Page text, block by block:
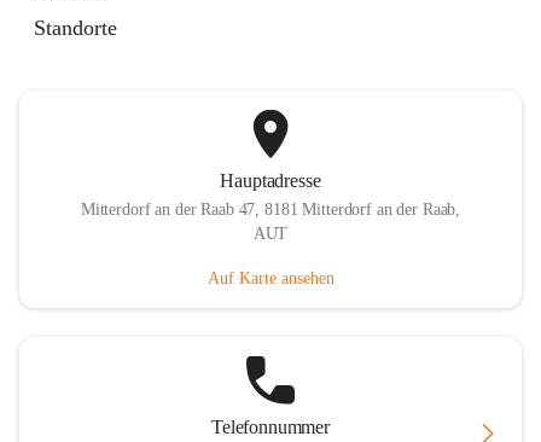
Standorte
Hauptadresse
Mitterdorf an der Raab 47, 8181 Mitterdorf an der Raab,
AUT
Auf Karte ansehen
Telefonnummer